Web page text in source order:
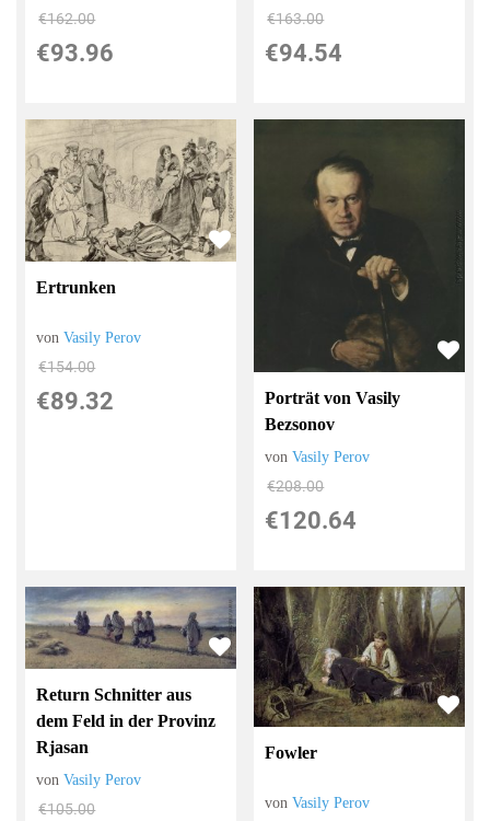
€162.00
€93.96
€163.00
€94.54
Ertrunken
vonVasily Perov
€154.00
€89.32
Porträt von Vasily
Bezsonov
vonVasily Perov
€208.00
€120.64
Return Schnitter aus
dem Feld in der Provinz
Rjasan
vonVasily Perov
€105.00
Fowler
vonVasily Perov